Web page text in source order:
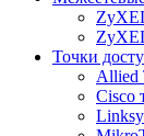
Точки
Allied
Cisco